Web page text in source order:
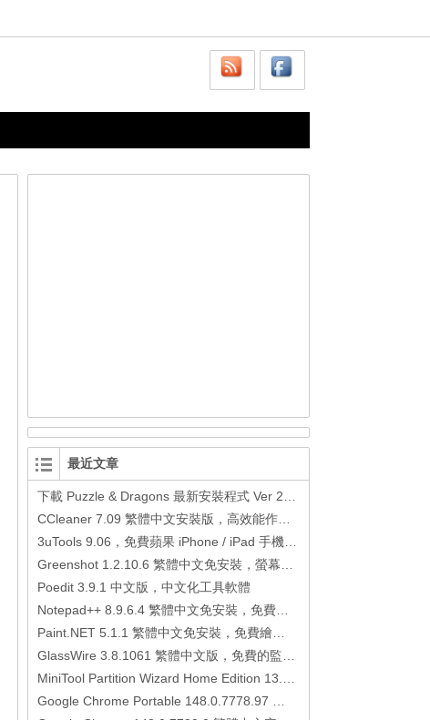
最近文章
Poedit 3.9.1 中文版，中文化工具軟體